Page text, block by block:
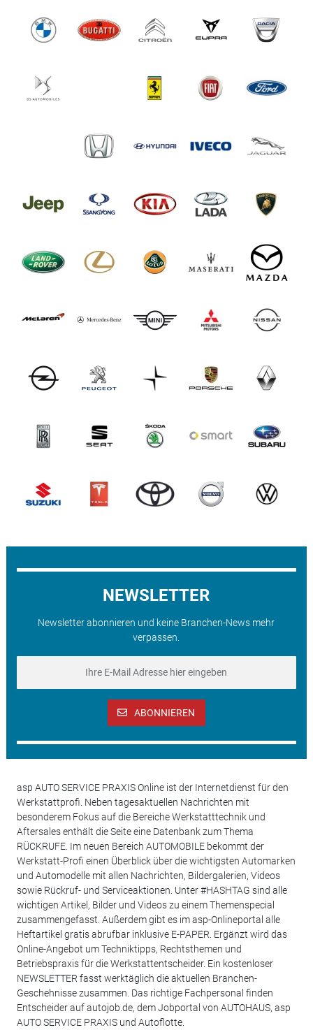
NEWSLETTER
Newsletter abonnieren und keine Branchen-News mehr
verpassen.
ABONNIEREN
asp AUTO SERVICE PRAXIS Online ist der Internetdienst für den
Werkstattprofi. Neben tagesaktuellen Nachrichten mit
besonderem Fokus auf die Bereiche Werkstatttechnik und
Aftersales enthält die Seite eine Datenbank zum Thema
RÜCKRUFE. Im neuen Bereich AUTOMOBILE bekommt der
Werkstatt-Profi einen Überblick über die wichtigsten Automarken
und Automodelle mit allen Nachrichten, Bildergalerien, Videos
sowie Rückruf- und Serviceaktionen. Unter #HASHTAG sind alle
wichtigen Artikel, Bilder und Videos zu einem Themenspecial
zusammengefasst. Außerdem gibt es im asp-Onlineportal alle
Heftartikel gratis abrufbar inklusive E-PAPER. Ergänzt wird das
Online-Angebot um Techniktipps, Rechtsthemen und
Betriebspraxis für die Werkstattentscheider. Ein kostenloser
NEWSLETTER fasst werktäglich die aktuellen Branchen-
Geschehnisse zusammen. Das richtige Fachpersonal finden
Entscheider auf autojob.de, dem Jobportal von AUTOHAUS, asp
AUTO SERVICE PRAXIS und Autoflotte.